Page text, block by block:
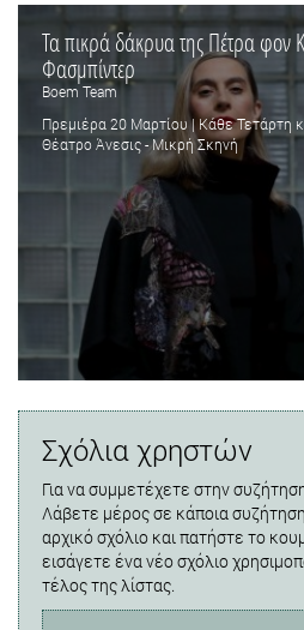
Τα πικρά δάκρυα της Πέτρα φον
Φασμπίντερ
Boem Team
Πρεμιέρα 20 Μαρτίου | Κάθε Τετάρτη
Θέατρο Άνεσις - Μικρή Σκηνή
Σχόλια χρηστών
Για να συμμετέχετε στην
Λάβετε μέρος σε κάποια
αρχικό σχόλιο και πατήστε το
εισάγετε ένα νέο σχόλιο
τέλος της λίστας.